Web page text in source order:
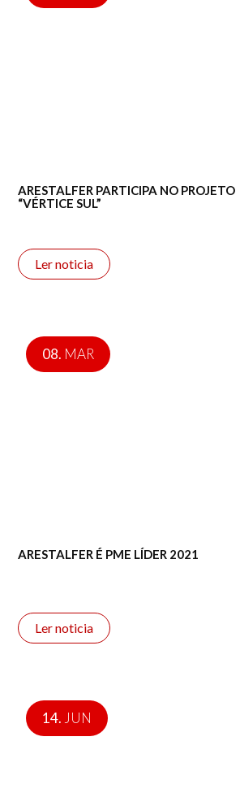
ARESTALFER PARTICIPA NO PROJETO
“VÉRTICE SUL”
Ler noticia
08. MAR
ARESTALFER É PME LÍDER 2021
Ler noticia
14. JUN